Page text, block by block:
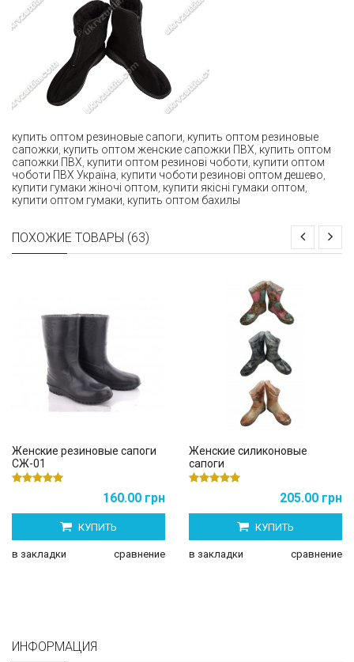
купить оптом резиновые сапоги купить оптом резиновые
сапожки купить оптом женские сапожки ПВХ купить оптом
сапожки ПВХ купити оптом резинові чоботи купити оптом
чоботи ПВХ Україна купити чоботи резинові оптом дешево
купити гумаки жіночі оптом купити якісні гумаки оптом
купити оптом гумаки купить оптом бахилы
ПОХОЖИЕ ТОВАРЫ (63)
Женские резиновые сапоги
СЖ-01
160.00 грн
КУПИТЬ
в закладки сравнение
Женские силиконовые
сапоги
205.00 грн
КУПИТЬ
в закладки сравнение
ИНФОРМАЦИЯ